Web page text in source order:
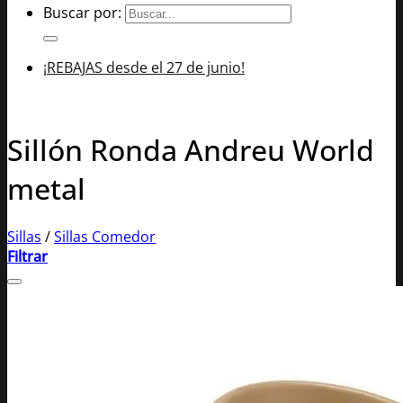
Buscar por:
¡REBAJAS desde el 27 de junio!
Sillón Ronda Andreu World
metal
Sillas /Sillas Comedor
Filtrar